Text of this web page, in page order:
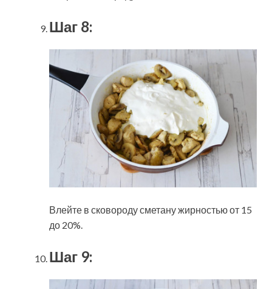
Шаг 8:
Влейте в сковороду сметану жирностью от 15
до 20%.
Шаг 9: